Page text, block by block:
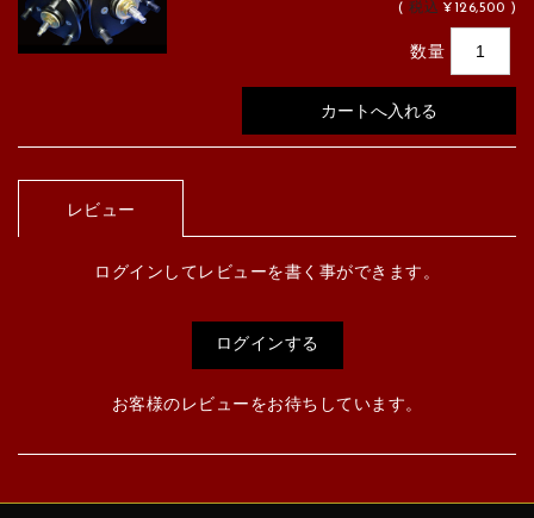
(税込 ¥126,500 )
数量
レビュー
ログインしてレビューを書く事ができます。
ログインする
お客様のレビューをお待ちしています。